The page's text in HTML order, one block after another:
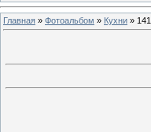
Главная » Фотоальбом » Кухни »